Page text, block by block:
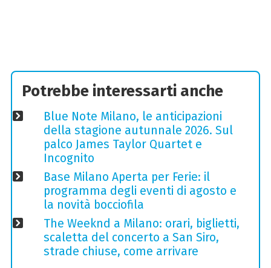
Potrebbe interessarti anche
Blue Note Milano, le anticipazioni
della stagione autunnale 2026. Sul
palco James Taylor Quartet e
Incognito
Base Milano Aperta per Ferie: il
programma degli eventi di agosto e
la novità bocciofila
The Weeknd a Milano: orari, biglietti,
scaletta del concerto a San Siro,
strade chiuse, come arrivare